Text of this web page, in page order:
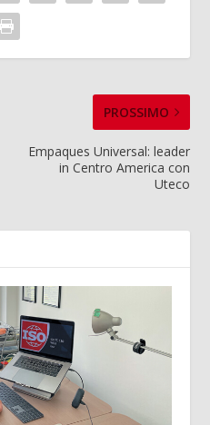
PROSSIMO
Empaques Universal: leader
in Centro America con
Uteco